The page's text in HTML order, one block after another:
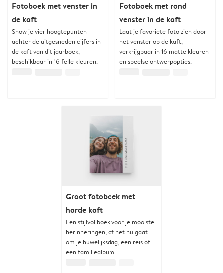
Fotoboek met venster in
de kaft
Show je vier hoogtepunten
achter de uitgesneden cijfers in
de kaft van dit jaarboek,
beschikbaar in 16 felle kleuren.
Fotoboek met rond
venster in de kaft
Laat je favoriete foto zien door
het venster op de kaft,
verkrijgbaar in 16 matte kleuren
en speelse ontwerpopties.
Groot fotoboek met
harde kaft
Een stijlvol boek voor je mooiste
herinneringen, of het nu gaat
om je huwelijksdag, een reis of
een familiealbum.